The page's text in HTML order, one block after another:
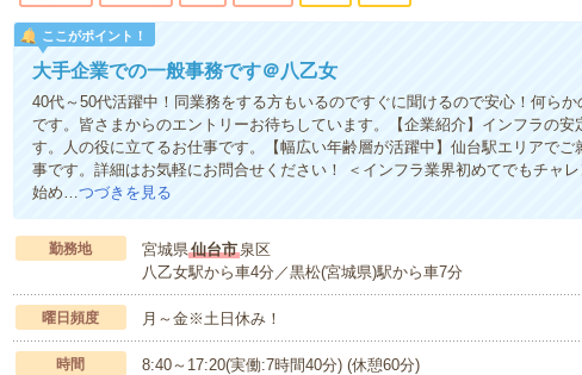
ここがポイント！
大手企業での一般事務です＠八乙女
40代～50代活躍中！同業務をする方もいるのですぐに聞けるので安心！何ら
です。皆さまからのエントリーお待ちしています。【企業紹介】インフラの安
す。人の役に立てるお仕事です。【幅広い年齢層が活躍中】仙台駅エリアで
事です。詳細はお気軽にお問合せください！ ＜インフラ業界初めてでもチャ
始め… つづきを見る
勤務地 宮城県仙台市泉区
八乙女駅から車4分／黒松(宮城県)駅から車7分
曜日頻度 月～金※土日休み！
時間 8:40～17:20(実働:7時間40分) (休憩60分)